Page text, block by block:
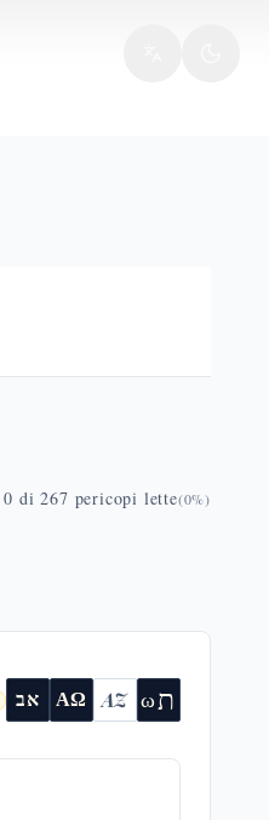
0 di 267 pericopi lette(0%)
אב ΑΩ AZ ωת